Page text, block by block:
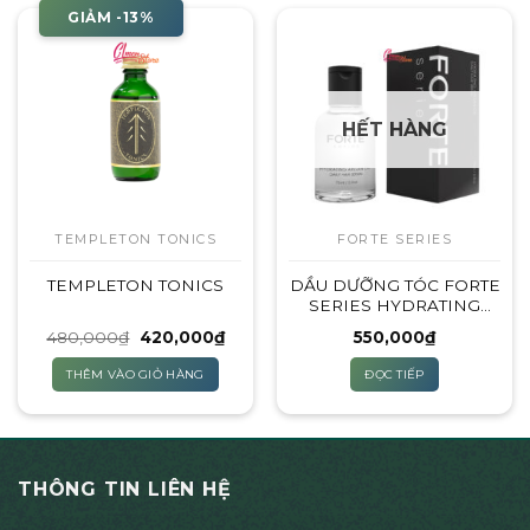
GIẢM -13%
TEMPLETON TONICS
TEMPLETON TONICS
480,000₫ Giá
là:
480,000₫.
420,000₫Giá
hiện
THÊM VÀO GIỎ HÀNG
HẾT HÀNG
FORTE SERIES
DẦU DƯỠNG TÓC FORTE
SERIES HYDRATING
550,000₫
ĐỌC TIẾP
THÔNG TIN LIÊN HỆ